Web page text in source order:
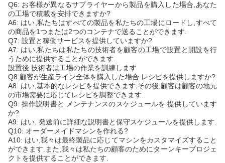
Q6: お客様が異なるサプライヤーから製品を購入した場合,あなた
の工場で積載を安排できますか?
A6: はい,私たちはすべての製品を私たちの工場にロードし,すべて
の商品を1つまたは2つのコンテナで送ることができます.
Q7: 設置と稼働サービスを提供していますか?
A7: はい,私たちは私たちの技術者を顧客の工場で設置と開設を行
うために提供することができます.
設置後 技術者は工場の作業を訓練します
Q8:顧客が生産ライン全体を購入した場合 レシピを提供しますか?
A8: はい,基本的なレシピを提供できます.その後,顧客は顧客の地元
の市場需要に応じてレシピを調整できます.
Q9: 操作説明書と メンテナンスのスケジュールを 提供しています
か?
A9: はい. 発送前に詳細な説明書と保守スケジュールを提供します.
Q10: オーダーメイドマシンを作れる?
A10: はい,我々は最終製品に応じてマシンをカスタマイズすること
ができます.また,我々は私たちの顧客のためにターンキープロジェ
クトを提供することができます.